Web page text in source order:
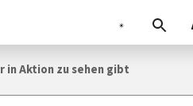
in Aktion zu sehen gibt